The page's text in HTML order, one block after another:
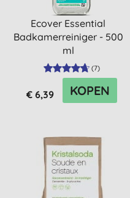
Ecover Essential
Badkamerreiniger - 500
ml
(7)
€ 6,39 KOPEN